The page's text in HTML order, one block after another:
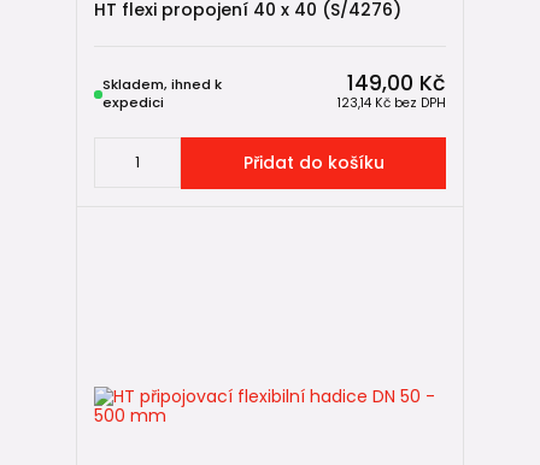
HT flexi propojení 40 x 40 (S/4276)
149,00 Kč
123,14 Kč bez DPH
Skladem, ihned k
expedici
Přidat do košíku